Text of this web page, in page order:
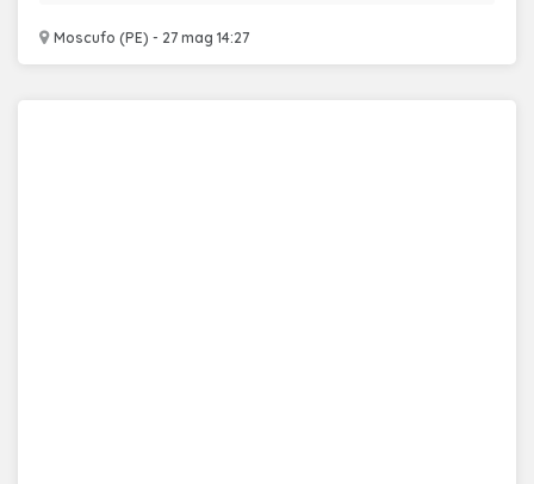
Moscufo (PE) - 27 mag 14:27